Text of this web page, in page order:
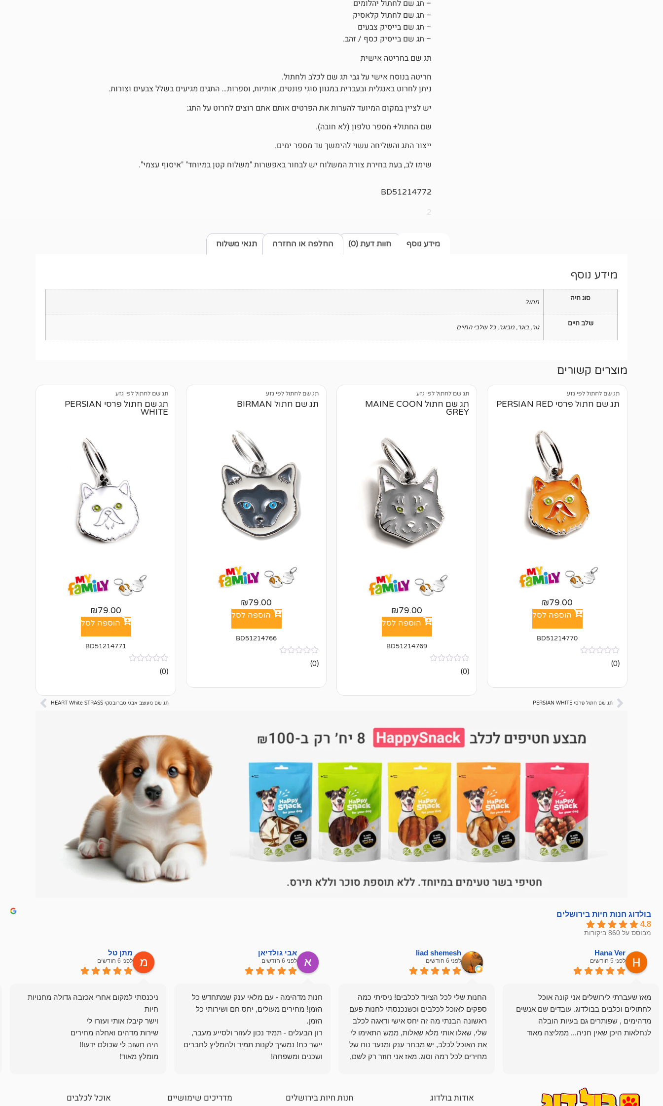
– תג שם לחתול יהלומים
– תג שם לחתול קלאסיק
– תג שם בייסיק צבעים
– תג שם בייסיק כסף / זהב.
תג שם בחריטה אישית
חריטה בנוסח אישי על גבי תג שם לכלב ולחתול.
ניתן לחרוט באנגלית ובעברית במגוון סוגי פונטים, אותיות, וספרות… התגים מגיעים בשלל צבעים וצורות.
יש לציין במקום המיועד להערות את הפרטים אותם אתם רוצים לחרוט על התג:
שם החתול+ מספר טלפון (לא חובה).
ייצור התג והשליחה עשוי להימשך עד מספר ימים.
שימו לב, בעת בחירת צורת המשלוח יש לבחור באפשרות "משלוח קטן במיוחד" "איסוף עצמי".
BD51214772
2
מידע נוסף תנאי משלוח חוות דעת (0) החלפה או החזרה
מידע נוסף
סוג חיה חתול
שלב חיים גור, בוגר, מבוגר,כל שלבי החיים
מוצרים קשורים
תג שם לחתול לפי גזע
תג שם חתול פרסי PERSIAN RED
₪79.00
הוספה לסל
BD51214770
אין
ביקורות
(0)
תג שם לחתול לפי גזע
תג שם חתול MAINE COON
GREY
₪79.00
הוספה לסל
BD51214769
אין
ביקורות
(0)
תג שם לחתול לפי גזע
תג שם חתול BIRMAN
₪79.00
הוספה לסל
BD51214766
אין
ביקורות
(0)
תג שם לחתול לפי גזע
תג שם חתול פרסי PERSIAN
WHITE
₪79.00
הוספה לסל
BD51214771
אין
ביקורות
(0)
תג שם חתול פרסי PERSIAN WHITE תג שם מעוצב אבני סברובסקי HEART White STRASS
בולדוג חנות חיות בירושלים
4.8
מבוסס על 860 ביקורות
Hana Ver
לפני 5 חודשים
מאז שעברתי לירושלים אני קונה אוכל
לחתולים וכלבים בבולדוג. עובדים שם אנשים
מדהימים , שפותרים גם בעיות הובלה
לנחלאות היכן שאין חניה... ממליצה מאוד
liad shemesh
לפני 6 חודשים
החנות שלי לכל הציוד לכלבים! ניסיתי כמה
ספקים לאוכל לכלבים וכשנכנסתי לחנות פעם
ראשונה הבנתי מה זה יחס אישי ודאגה לכלב
שלי, שאלו אותי מלא שאלות, ממש התאימו לי
את האוכל לכלב, יש מבחר ענק ומנעד נוח של
מחירים לכל רמה וסוג. מאז אני חוזר רק לשם,
אבי גולדיאן
לפני 6 חודשים
חנות מדהימה - עם מלאי ענק שמתחדש כל
הזמן! מחירים מעולים, יחס חם ושירותי כל
רון הבעלים - תמיד נכון לעזור ולסייע מעבר,
יישר כח! נמשיך לקנות תמיד ולהמליץ לחברים
ושכנים ומשפחה!
מתן טל
לפני 6 חודשים
ניכנסתי למקום אחרי אכזבה גדולה מחנויות
מומלץ מאוד!
אודות בולדוג חנות חיות בירושלים מדריכים שימושיים אוכל לכלבים